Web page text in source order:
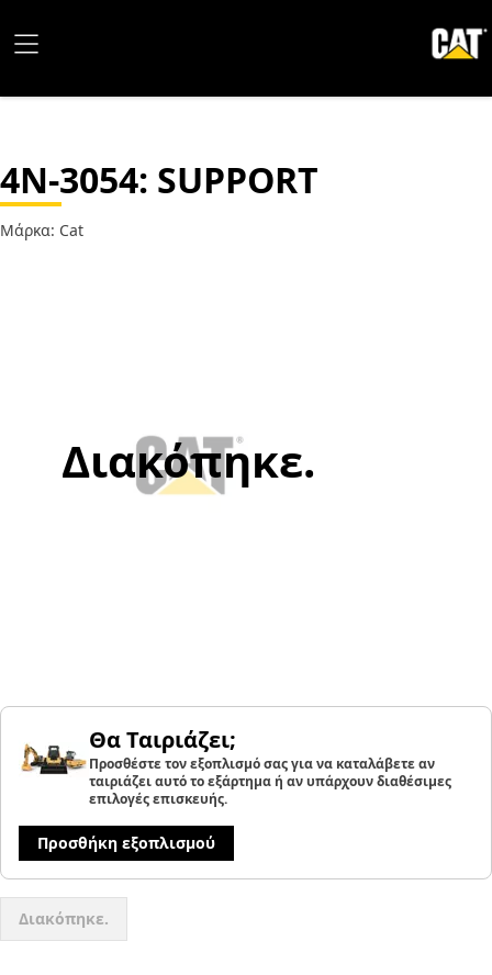
4N-3054: SUPPORT
Μάρκα: Cat
Διακόπηκε.
Θα Ταιριάζει;
Προσθέστε τον εξοπλισμό σας για να καταλάβετε αν
ταιριάζει αυτό το εξάρτημα ή αν υπάρχουν διαθέσιμες
επιλογές επισκευής.
Προσθήκη εξοπλισμού
Διακόπηκε.